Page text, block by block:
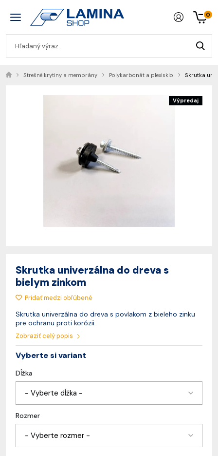
0
Strešné krytiny a membrány Polykarbonát a plexisklo Skrutka
Výpredaj
Skrutka univerzálna do dreva s
bielym zinkom
Pridať medzi obľúbené
Skrutka univerzálna do dreva s povlakom z bieleho zinku
pre ochranu proti korózii.
Zobraziť celý popis
Vyberte si variant
Dĺžka
- Vyberte dĺžka -
Rozmer
- Vyberte rozmer -